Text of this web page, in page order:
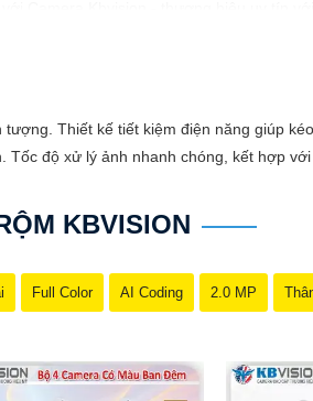
Đừng để bất kỳ sự cố nào xảy ra mà
Thiết kế tiết kiệm điện năng giúp
độ xử lý ảnh nhanh chóng, kết hợp
KBVISION
Full Color AI Coding 2.0 MP